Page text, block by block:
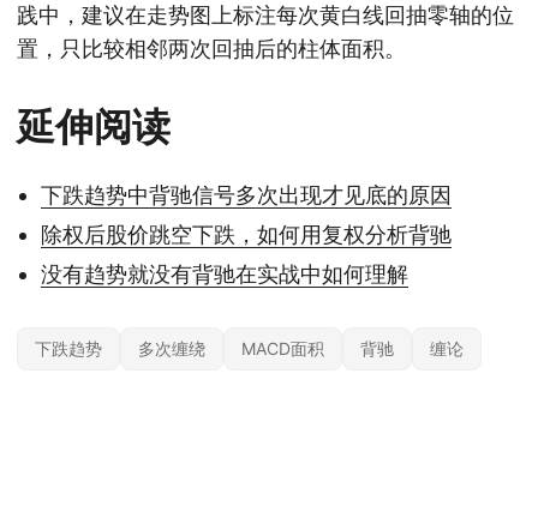
践中，建议在走势图上标注每次黄白线回抽零轴的位
置，只比较相邻两次回抽后的柱体面积。
延伸阅读
下跌趋势中背驰信号多次出现才见底的原因
除权后股价跳空下跌，如何用复权分析背驰
没有趋势就没有背驰在实战中如何理解
下跌趋势 多次缠绕 MACD面积 背驰 缠论